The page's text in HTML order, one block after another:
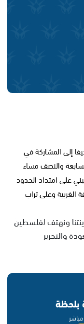
إلى المشاركة في
والنصف مساء
على امتداد الحدود
الغربية وعلى تراب
ونهتف لفلسطين
والتحرير
بلحظة